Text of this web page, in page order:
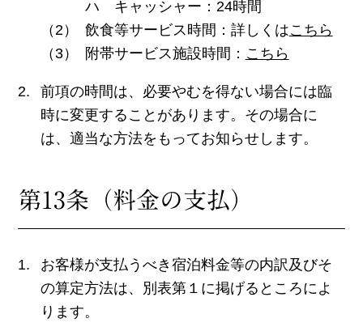
ハ キャッシャー：24時間
飲食等サービス時間：詳しくはこちら
附帯サービス施設時間： こちら
前項の時間は、必要やむを得ない場合には臨
時に変更することがあります。その場合に
は、適当な方法をもってお知らせします。
第13条（料金の支払）
お客様が支払うべき宿泊料金等の内訳及びそ
の算定方法は、別表第１に掲げるところによ
ります。